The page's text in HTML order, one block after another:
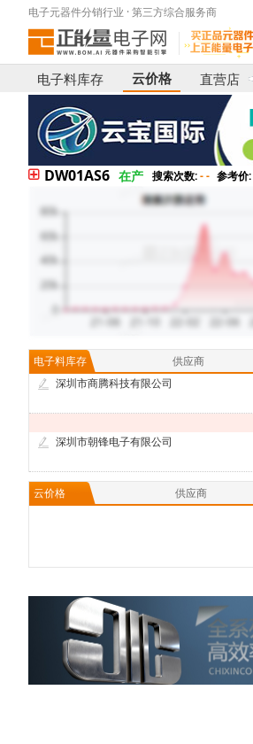
电子元器件分销行业 · 第三方综合服务商
电子料库存 云价格 直营店
DW01AS6 在产 搜索次数:- - 参考价:
电子料库存 供应商
深圳市商腾科技有限公司
深圳市朝锋电子有限公司
云价格 供应商